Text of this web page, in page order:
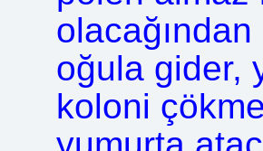
oğula gider,
koloni